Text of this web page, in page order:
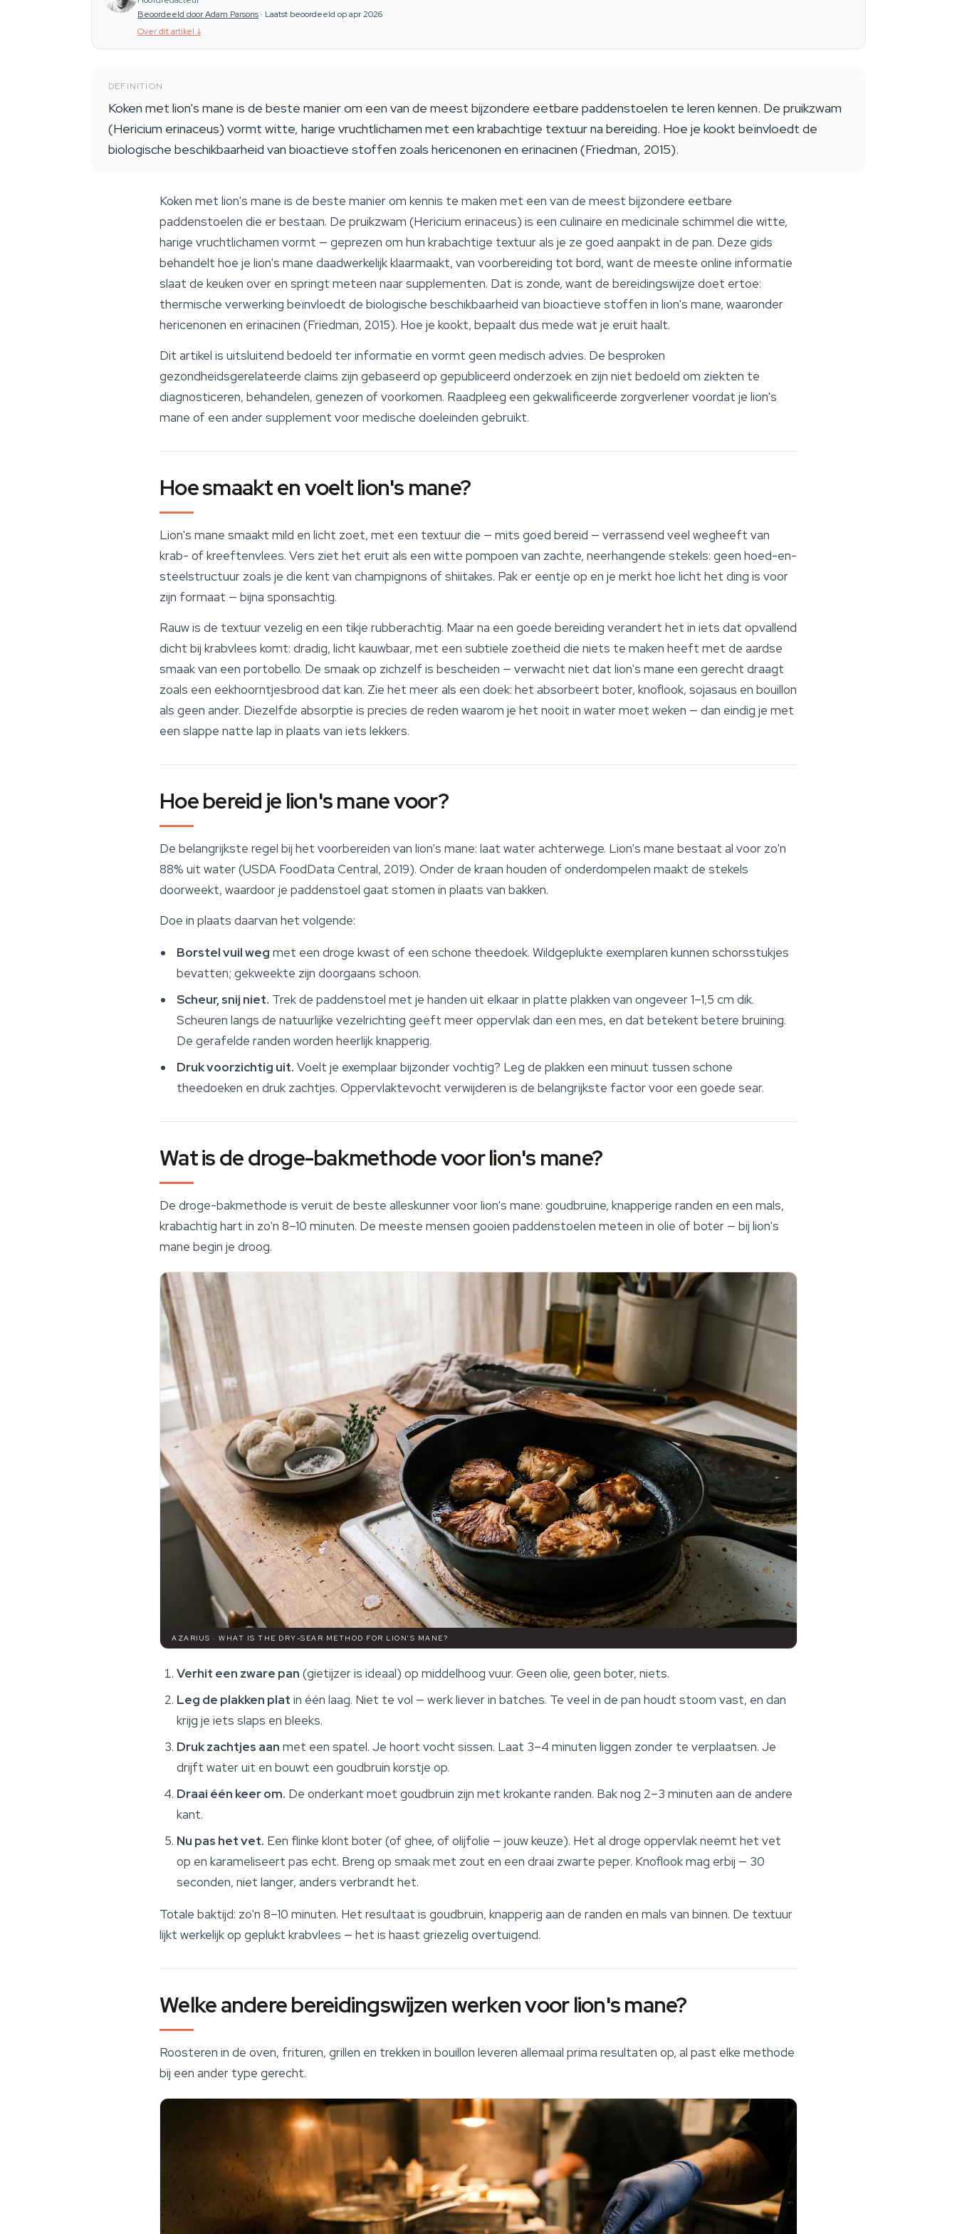
Beoordeeld door Adam Parsons · Laatst beoordeeld op apr 2026
Over dit artikel ↓
DEFINITION
Koken met lion's mane is de beste manier om een van de meest bijzondere eetbare paddenstoelen te leren kennen. De pruikzwam
(Hericium erinaceus) vormt witte, harige vruchtlichamen met een krabachtige textuur na bereiding. Hoe je kookt beïnvloedt de
biologische beschikbaarheid van bioactieve stoffen zoals hericenonen en erinacinen (Friedman, 2015).
Koken met lion's mane is de beste manier om kennis te maken met een van de meest bijzondere eetbare
paddenstoelen die er bestaan. De pruikzwam (Hericium erinaceus) is een culinaire en medicinale schimmel die witte,
harige vruchtlichamen vormt — geprezen om hun krabachtige textuur als je ze goed aanpakt in de pan. Deze gids
behandelt hoe je lion's mane daadwerkelijk klaarmaakt, van voorbereiding tot bord, want de meeste online informatie
slaat de keuken over en springt meteen naar supplementen. Dat is zonde, want de bereidingswijze doet ertoe:
thermische verwerking beïnvloedt de biologische beschikbaarheid van bioactieve stoffen in lion's mane, waaronder
hericenonen en erinacinen (Friedman, 2015). Hoe je kookt, bepaalt dus mede wat je eruit haalt.
Dit artikel is uitsluitend bedoeld ter informatie en vormt geen medisch advies. De besproken
gezondheidsgerelateerde claims zijn gebaseerd op gepubliceerd onderzoek en zijn niet bedoeld om ziekten te
diagnosticeren, behandelen, genezen of voorkomen. Raadpleeg een gekwalificeerde zorgverlener voordat je lion's
mane of een ander supplement voor medische doeleinden gebruikt.
Hoe smaakt en voelt lion's mane?
Lion's mane smaakt mild en licht zoet, met een textuur die — mits goed bereid — verrassend veel wegheeft van
krab- of kreeftenvlees. Vers ziet het eruit als een witte pompoen van zachte, neerhangende stekels: geen hoed-en-
steelstructuur zoals je die kent van champignons of shiitakes. Pak er eentje op en je merkt hoe licht het ding is voor
zijn formaat — bijna sponsachtig.
Rauw is de textuur vezelig en een tikje rubberachtig. Maar na een goede bereiding verandert het in iets dat opvallend
dicht bij krabvlees komt: dradig, licht kauwbaar, met een subtiele zoetheid die niets te maken heeft met de aardse
smaak van een portobello. De smaak op zichzelf is bescheiden — verwacht niet dat lion's mane een gerecht draagt
zoals een eekhoorntjesbrood dat kan. Zie het meer als een doek: het absorbeert boter, knoflook, sojasaus en bouillon
als geen ander. Diezelfde absorptie is precies de reden waarom je het nooit in water moet weken — dan eindig je met
een slappe natte lap in plaats van iets lekkers.
Hoe bereid je lion's mane voor?
De belangrijkste regel bij het voorbereiden van lion's mane: laat water achterwege. Lion's mane bestaat al voor zo'n
88% uit water (USDA FoodData Central, 2019). Onder de kraan houden of onderdompelen maakt de stekels
doorweekt, waardoor je paddenstoel gaat stomen in plaats van bakken.
Doe in plaats daarvan het volgende:
Borstel vuil weg met een droge kwast of een schone theedoek. Wildgeplukte exemplaren kunnen schorsstukjes
bevatten; gekweekte zijn doorgaans schoon.
Scheur, snij niet. Trek de paddenstoel met je handen uit elkaar in platte plakken van ongeveer 1–1,5 cm dik.
Scheuren langs de natuurlijke vezelrichting geeft meer oppervlak dan een mes, en dat betekent betere bruining.
De gerafelde randen worden heerlijk knapperig.
Druk voorzichtig uit. Voelt je exemplaar bijzonder vochtig? Leg de plakken een minuut tussen schone
theedoeken en druk zachtjes. Oppervlaktevocht verwijderen is de belangrijkste factor voor een goede sear.
Wat is de droge-bakmethode voor lion's mane?
De droge-bakmethode is veruit de beste alleskunner voor lion's mane: goudbruine, knapperige randen en een mals,
krabachtig hart in zo'n 8–10 minuten. De meeste mensen gooien paddenstoelen meteen in olie of boter — bij lion's
mane begin je droog.
AZARIUS · WHAT IS THE DRY-SEAR METHOD FOR LION'S MANE?
Verhit een zware pan (gietijzer is ideaal) op middelhoog vuur. Geen olie, geen boter, niets.
Leg de plakken plat in één laag. Niet te vol — werk liever in batches. Te veel in de pan houdt stoom vast, en dan
krijg je iets slaps en bleeks.
Druk zachtjes aan met een spatel. Je hoort vocht sissen. Laat 3–4 minuten liggen zonder te verplaatsen. Je
drijft water uit en bouwt een goudbruin korstje op.
Draai één keer om. De onderkant moet goudbruin zijn met krokante randen. Bak nog 2–3 minuten aan de andere
kant.
Nu pas het vet. Een flinke klont boter (of ghee, of olijfolie — jouw keuze). Het al droge oppervlak neemt het vet
op en karameliseert pas echt. Breng op smaak met zout en een draai zwarte peper. Knoflook mag erbij — 30
seconden, niet langer, anders verbrandt het.
Totale baktijd: zo'n 8–10 minuten. Het resultaat is goudbruin, knapperig aan de randen en mals van binnen. De textuur
lijkt werkelijk op geplukt krabvlees — het is haast griezelig overtuigend.
Welke andere bereidingswijzen werken voor lion's mane?
Roosteren in de oven, frituren, grillen en trekken in bouillon leveren allemaal prima resultaten op, al past elke methode
bij een ander type gerecht.